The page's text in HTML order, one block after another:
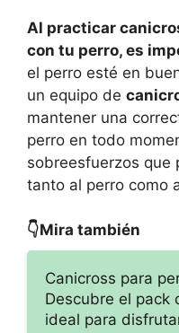
Al practicar
con tu perro, es
el perro esté en
un equipo de
mantener una
perro en todo
sobreesfuerzos que
tanto al perro como
👇Mira también
Canicross para
Descubre el pack
ideal para